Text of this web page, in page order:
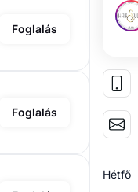
Foglalás
Foglalás
Hétfő